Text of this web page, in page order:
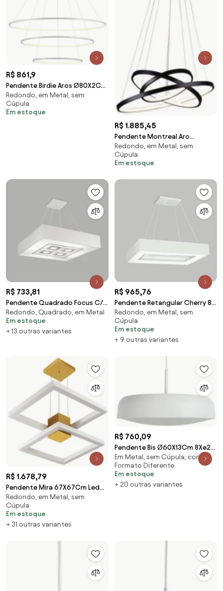
R$ 861,9
Pendente Birdie Aros Ø80X2Cm
/ Ø60X2Cm / Ø40X2Cm Led
39W 3000K Bivolt... (Branco)
Redondo, em Metal, sem
Cúpula
Em estoque
R$ 1.885,45
Pendente Montreal Aro
Ø60X2Cm / Ø50X2Cm /
Ø40X2Cm Led 89W 3000K
Bivolt... (Preto)
Redondo, em Metal, sem
Cúpula
Em estoque
R$ 733,81
Pendente Quadrado Focus C/
01 Box 4L E27 / 1L Gu10
38X38X12Cm | Usina... (BT -
Branco Texturizado)
Redondo, Quadrado, em Metal
Em estoque
+ 13 outras variantes
R$ 965,76
Pendente Retangular Cherry 8L
E27 35X70X12Cm | Usina
4541/70 (BT - Branco
Texturizado)
Redondo, em Metal, sem
Cúpula
Em estoque
+ 9 outras variantes
R$ 1.678,79
Pendente Mira 67X67Cm Led
65,6W Bivolt | Usina 19272/67
(FN-F - Fendi Fosco / CB-M -
Cobre Metálico, 3000k)
Redondo, em Metal, sem
Cúpula
Em estoque
+ 31 outras variantes
R$ 760,09
Pendente Bis Ø60X13Cm 8Xe27
Com Difusor Convexo / Haste
De 15Cm | Usin... (BT / CP-M -
Branco Texturizado /
Champanhe Metálico)
Em Metal, sem Cúpula, com
Formato Diferente
Em estoque
+ 20 outras variantes